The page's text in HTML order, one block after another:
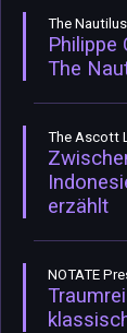
The
Philippe
The
The Ascott
erzählt
NOTATE